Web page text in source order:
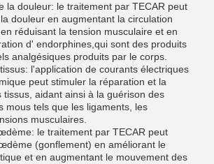
la douleur: le traitement par TECAR peut
douleur en augmentant la circulation
réduisant la tension musculaire et en
d' endorphines,qui sont des produits
analgésiques produits par le corps.
l'application de courants électriques
peut stimuler la réparation et la
tissus, aidant ainsi à la guérison des
mous tels que les ligaments, les
musculaires.
le traitement par TECAR peut
(gonflement) en améliorant le
et en augmentant le mouvement des